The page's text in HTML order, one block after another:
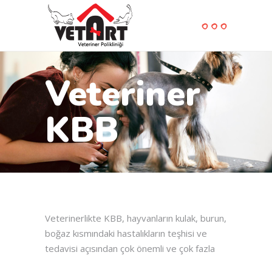
Veteriner
KBB
Veterinerlikte KBB, hayvanların kulak, burun,
boğaz kısmındaki hastalıkların teşhisi ve
tedavisi açısından çok önemli ve çok fazla